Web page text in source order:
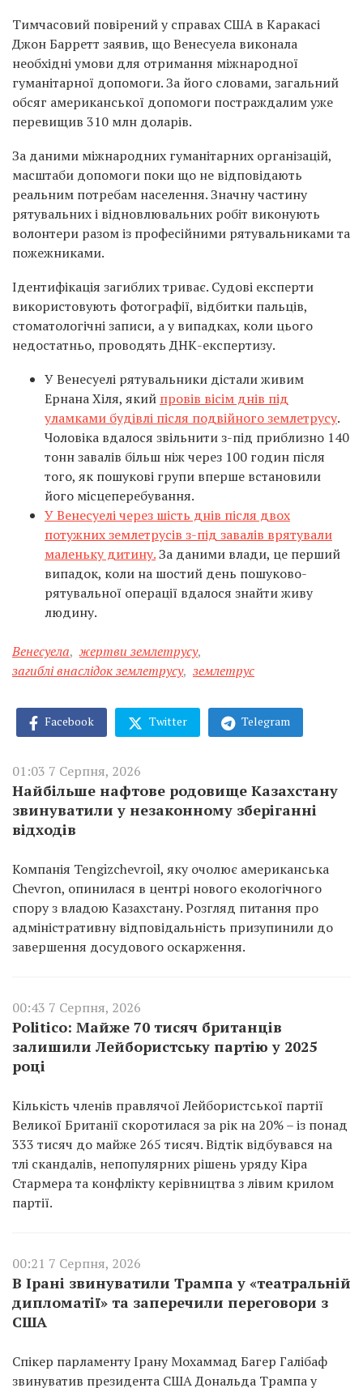
Тимчасовий повірений у справах США в Каракасі
Джон Барретт заявив, що Венесуела виконала
необхідні умови для отримання міжнародної
гуманітарної допомоги. За його словами, загальний
обсяг американської допомоги постраждалим уже
перевищив 310 млн доларів.
За даними міжнародних гуманітарних організацій,
масштаби допомоги поки що не відповідають
реальним потребам населення. Значну частину
рятувальних і відновлювальних робіт виконують
волонтери разом із професійними рятувальниками та
пожежниками.
Ідентифікація загиблих триває. Судові експерти
використовують фотографії, відбитки пальців,
стоматологічні записи, а у випадках, коли цього
недостатньо, проводять ДНК-експертизу.
У Венесуелі рятувальники дістали живим
Ернана Хіля, який провів вісім днів під
уламками будівлі після подвійного землетрусу.
Чоловіка вдалося звільнити з-під приблизно 140
тонн завалів більш ніж через 100 годин після
того, як пошукові групи вперше встановили
його місцеперебування.
У Венесуелі через шість днів після двох
потужних землетрусів з-під завалів врятували
маленьку дитину.За даними влади, це перший
випадок, коли на шостий день пошуково-
рятувальної операції вдалося знайти живу
людину.
Венесуела, жертви землетрусу,
загиблі внаслідок землетрусу, землетрус
Facebook Twitter Telegram
01:03 7 Серпня, 2026
Найбільше нафтове родовище Казахстану
звинуватили у незаконному зберіганні
відходів
Компанія Tengizchevroil, яку очолює американська
Chevron, опинилася в центрі нового екологічного
спору з владою Казахстану. Розгляд питання про
адміністративну відповідальність призупинили до
завершення досудового оскарження.
00:43 7 Серпня, 2026
Politico: Майже 70 тисяч британців
залишили Лейбористську партію у 2025
році
Кількість членів правлячої Лейбористської партії
Великої Британії скоротилася за рік на 20% – із понад
333 тисяч до майже 265 тисяч. Відтік відбувався на
тлі скандалів, непопулярних рішень уряду Кіра
Стармера та конфлікту керівництва з лівим крилом
партії.
00:21 7 Серпня, 2026
В Ірані звинуватили Трампа у «театральній
дипломатії» та заперечили переговори з
США
Спікер парламенту Ірану Мохаммад Багер Галібаф
звинуватив президента США Дональда Трампа у